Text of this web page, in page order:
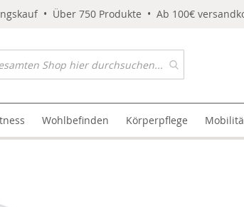
• Über 750 Produkte • Ab 100€
Wohlbefinden Körperpflege